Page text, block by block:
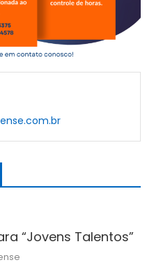
“Jovens Talentos”